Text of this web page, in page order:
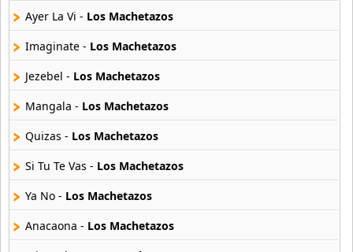
42 músicas online
Angel Olmos
9 músicas online
20 músicas online
Anton La Voz De Oro
10 músicas online
Anuel Aa
257 músicas online
Ayer La Vi - Los Machetazos
Imaginate - Los Machetazos
Jezebel - Los Machetazos
Mangala - Los Machetazos
Quizas - Los Machetazos
Si Tu Te Vas - Los Machetazos
Ya No - Los Machetazos
Anacaona - Los Machetazos